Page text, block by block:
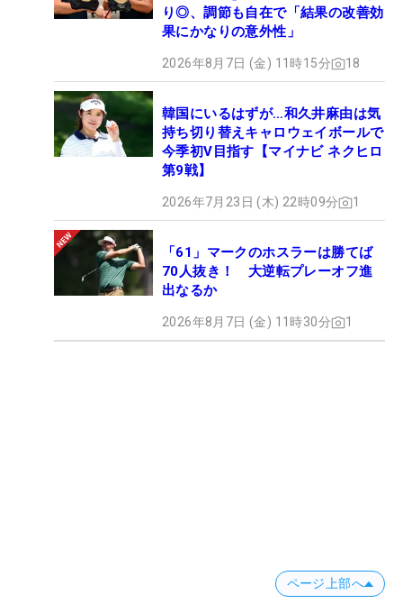
り◎、調節も自在で「結果の改善効
果にかなりの意外性」
2026年8月7日 (金) 11時15分 18
韓国にいるはずが…和久井麻由は気
持ち切り替えキャロウェイボールで
今季初V目指す【マイナビ ネクヒロ
第9戦】
2026年7月23日 (木) 22時09分 1
「61」マークのホスラーは勝てば
70人抜き！ 大逆転プレーオフ進
出なるか
2026年8月7日 (金) 11時30分 1
ページ上部へ